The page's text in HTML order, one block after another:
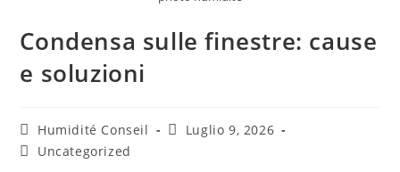
Condensa sulle finestre: cause
e soluzioni
Humidité Conseil
Luglio 9, 2026
Uncategorized